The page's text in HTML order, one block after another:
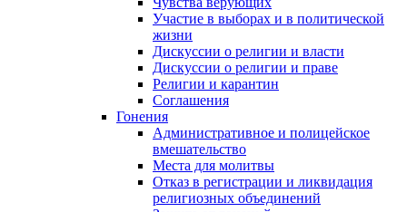
Участие в выборах и в политической
жизни
Дискуссии о религии и власти
Дискуссии о религии и праве
Религии и карантин
Соглашения
Гонения
Административное и полицейское
вмешательство
Места для молитвы
Отказ в регистрации и ликвидация
религиозных объединений